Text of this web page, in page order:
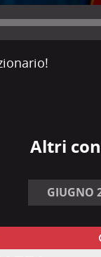
Altri
GIUGNO